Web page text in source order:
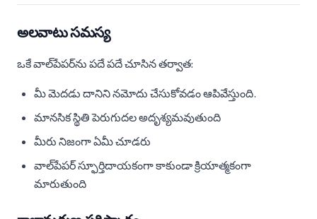
అలవాటు సమస్య
ఒకే వాల్‌పేపర్‌ను పదే పదే చూసిన తర్వాత:
మీ మెదడు దానిని నమోదు చేసుకోవడం ఆపివేస్తుంది.
మానసిక స్థితి పెరుగుదల అదృశ్యమవుతుంది
మీరు నిజంగా ఏమీ చూడరు
వాల్‌పేపర్ స్ఫూర్తిదాయకంగా కాకుండా క్రియాత్మకంగా
మారుతుంది